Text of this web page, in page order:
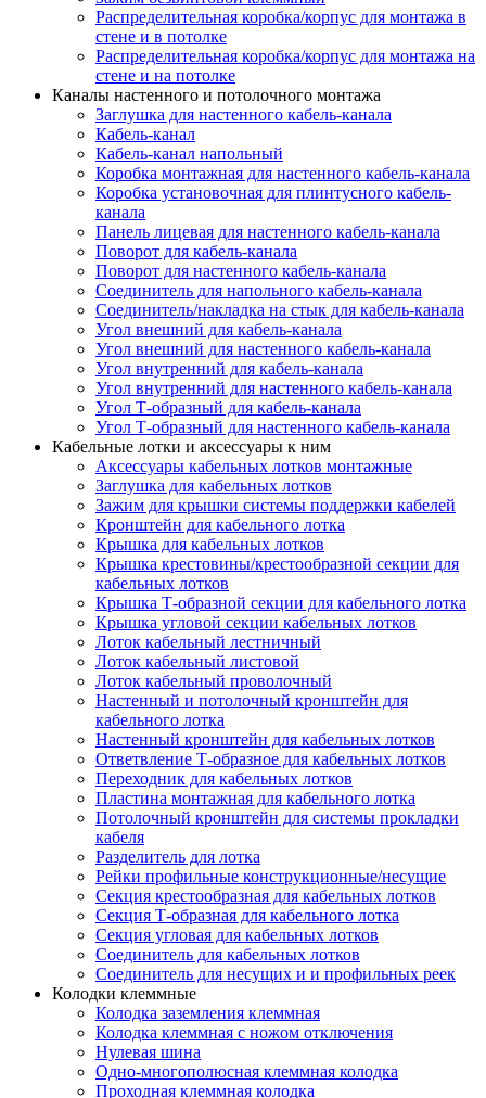
Распределительная коробка/корпус для монтажа в
стене и в потолке
Распределительная коробка/корпус для монтажа на
стене и на потолке
Каналы настенного и потолочного монтажа
Заглушка для настенного кабель-канала
Кабель-канал
Кабель-канал напольный
Коробка монтажная для настенного кабель-канала
Коробка установочная для плинтусного кабель-
канала
Панель лицевая для настенного кабель-канала
Поворот для кабель-канала
Поворот для настенного кабель-канала
Соединитель для напольного кабель-канала
Соединитель/накладка на стык для кабель-канала
Угол внешний для кабель-канала
Угол внешний для настенного кабель-канала
Угол внутренний для кабель-канала
Угол внутренний для настенного кабель-канала
Угол Т-образный для кабель-канала
Угол Т-образный для настенного кабель-канала
Кабельные лотки и аксессуары к ним
Аксессуары кабельных лотков монтажные
Заглушка для кабельных лотков
Зажим для крышки системы поддержки кабелей
Кронштейн для кабельного лотка
Крышка для кабельных лотков
Крышка крестовины/крестообразной секции для
кабельных лотков
Крышка Т-образной секции для кабельного лотка
Крышка угловой секции кабельных лотков
Лоток кабельный лестничный
Лоток кабельный листовой
Лоток кабельный проволочный
Настенный и потолочный кронштейн для
кабельного лотка
Настенный кронштейн для кабельных лотков
Ответвление Т-образное для кабельных лотков
Переходник для кабельных лотков
Пластина монтажная для кабельного лотка
Потолочный кронштейн для системы прокладки
кабеля
Разделитель для лотка
Рейки профильные конструкционные/несущие
Секция крестообразная для кабельных лотков
Секция Т-образная для кабельного лотка
Секция угловая для кабельных лотков
Соединитель для кабельных лотков
Соединитель для несущих и и профильных реек
Колодки клеммные
Колодка заземления клеммная
Колодка клеммная с ножом отключения
Нулевая шина
Одно-многополюсная клеммная колодка
Проходная клеммная колодка